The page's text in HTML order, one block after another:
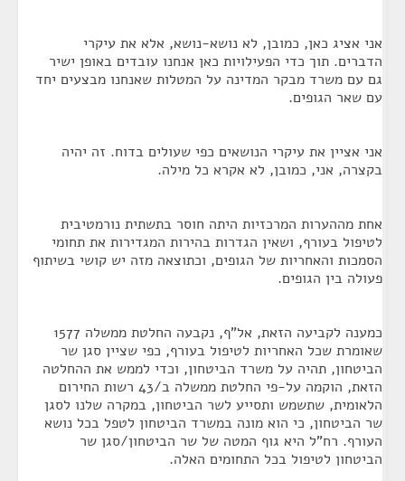
אני אציג כאן, כמובן, לא נושא-נושא, אלא את עיקרי
הדברים. תוך כדי הפעילויות כאן אנחנו עובדים באופן ישיר
גם עם משרד מבקר המדינה על המטלות שאנחנו מבצעים יחד
עם שאר הגופים.
אני אציין את עיקרי הנושאים כפי שעולים בדוח. זה יהיה
בקצרה, אני, כמובן, לא אקרא כל מילה.
אחת מההערות המרכזיות היתה חוסר בתשתית נורמטיבית
לטיפול בעורף, ושאין הגדרות בהירות המגדירות את תחומי
הסמכות והאחריות של הגופים, וכתוצאה מזה יש קושי בשיתוף
פעולה בין הגופים.
כמענה לקביעה הזאת, אל"ף, נקבעה החלטת ממשלה 1577
שאומרת שכל האחריות לטיפול בעורף, כפי שציין סגן שר
הביטחון, תהיה על משרד הביטחון, וכדי לממש את ההחלטה
הזאת, הוקמה על-פי החלטת ממשלה ב/43 רשות החירום
הלאומית, שתשמש ותסייע לשר הביטחון, במקרה שלנו לסגן
שר הביטחון, כי הוא מונה במשרד הביטחון לטפל בכל נושא
העורף. רח"ל היא גוף המטה של שר הביטחון/סגן שר
הביטחון לטיפול בכל התחומים האלה.